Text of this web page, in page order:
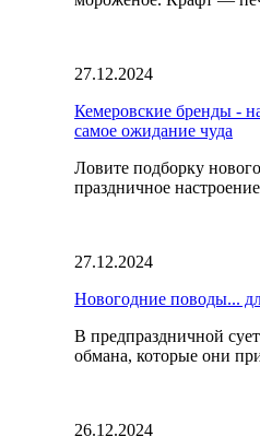
27.12.2024
Кемеровские бренды -
самое ожидание чуда
Ловите подборку
праздничное
27.12.2024
Новогодние поводы...
В предпраздничной
обмана, которые они
26.12.2024